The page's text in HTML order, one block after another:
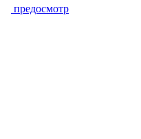
предосмотр